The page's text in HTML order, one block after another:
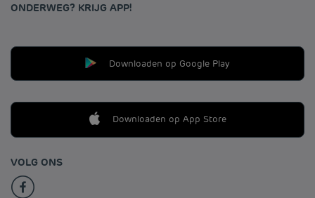
ONDERWEG? KRIJG APP!
Downloaden op Google Play
Downloaden op App Store
VOLG ONS